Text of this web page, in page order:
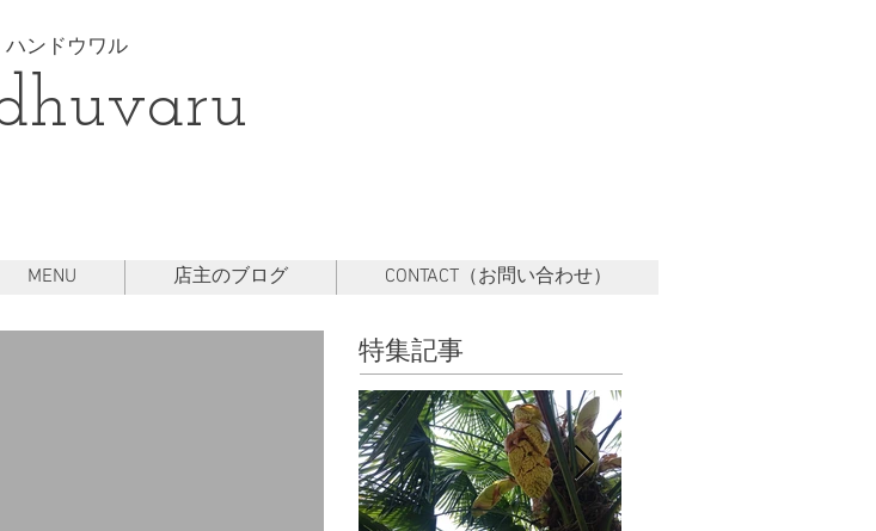
ンドウワル
MENU 店主のブログ CONTACT（お問い合わせ）
特集記事